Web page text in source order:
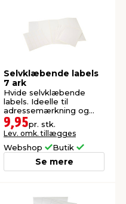
Selvklæbende labels
7 ark
Hvide selvklæbende
labels. Ideelle til
adressemærkning og
organisering af fx
mapper.
9,95pr. stk.
Lev. omk. tillægges
Webshop Butik
Se mere